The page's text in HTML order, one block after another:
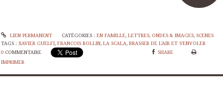
LIEN PERMANENT CATÉGORIES : EN FAMILLE, LETTRES, ONDES & IMAGES, SCENES
TAGS : XAVIER GUELFI, FRANCOIS ROLLIN, LA SCALA, BRASSER DE L’AIR ET S’ENVOLER
0 COMMENTAIRE
SHARE
IMPRIMER